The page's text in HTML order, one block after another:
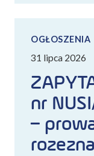
OGŁOSZENIA
nr
–
31 lipca 2026